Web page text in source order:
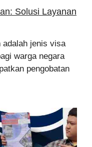
Solusi Layanan
adalah jenis visa
warga negara
pengobatan